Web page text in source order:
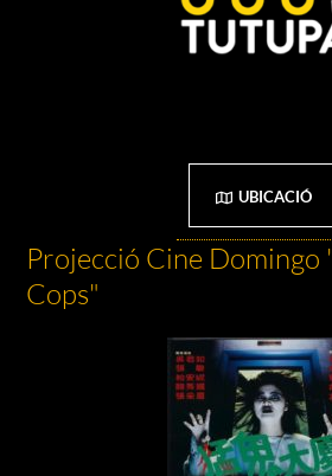
UBICACIÓ
Projecció Cine Domingo
Cops"